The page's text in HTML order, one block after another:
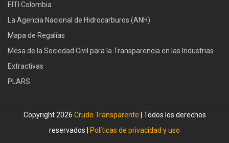
EITI Colombia
La Agencia Nacional de Hidrocarburos (ANH)
Mapa de Regalías
Mesa de la Sociedad Civil para la Transparencia en las Industrias
Extractivas
PLARS
Copyright 2026 Crudo Transparente | Todos los derechos
reservados |
Políticas de privacidad y uso